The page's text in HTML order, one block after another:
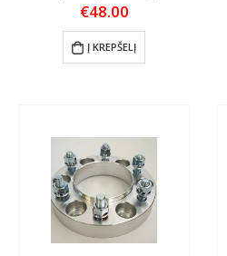
€48.00
Į KREPŠELĮ